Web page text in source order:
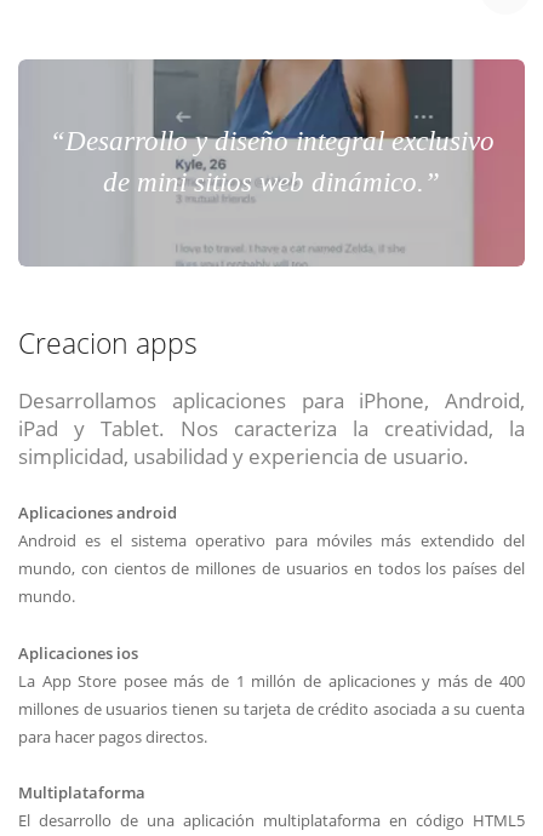
“Desarrollo y diseño integral exclusivo
de mini sitios web dinámico.”
Creacion apps
Desarrollamos aplicaciones para iPhone, Android,
iPad y Tablet. Nos caracteriza la creatividad, la
simplicidad, usabilidad y experiencia de usuario.
Aplicaciones android
Android es el sistema operativo para móviles más extendido del
mundo, con cientos de millones de usuarios en todos los países del
mundo.
Aplicaciones ios
La App Store posee más de 1 millón de aplicaciones y más de 400
millones de usuarios tienen su tarjeta de crédito asociada a su cuenta
para hacer pagos directos.
Multiplataforma
El desarrollo de una aplicación multiplataforma en código HTML5